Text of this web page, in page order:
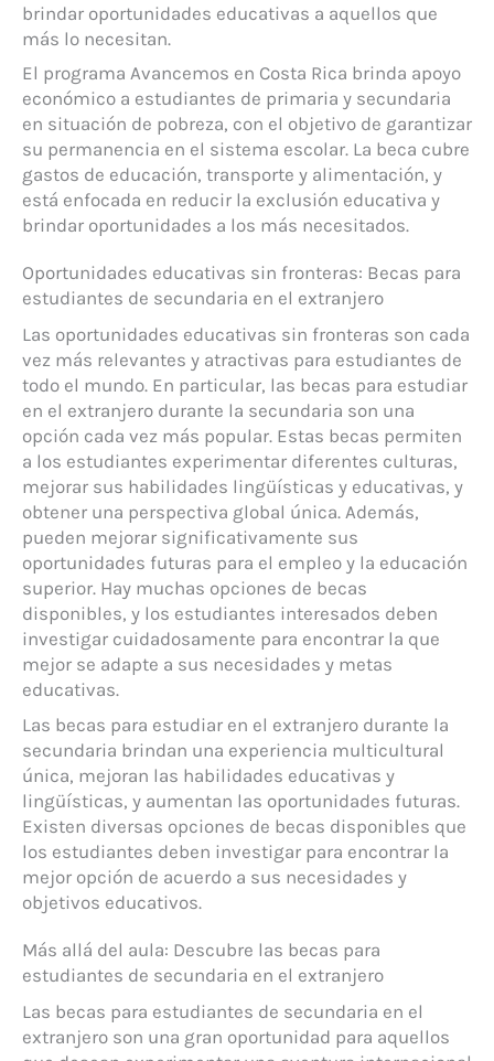
brindar oportunidades educativas a aquellos que
más lo necesitan.
El programa Avancemos en Costa Rica brinda apoyo
económico a estudiantes de primaria y secundaria
en situación de pobreza, con el objetivo de garantizar
su permanencia en el sistema escolar. La beca cubre
gastos de educación, transporte y alimentación, y
está enfocada en reducir la exclusión educativa y
brindar oportunidades a los más necesitados.
Oportunidades educativas sin fronteras: Becas para
estudiantes de secundaria en el extranjero
Las oportunidades educativas sin fronteras son cada
vez más relevantes y atractivas para estudiantes de
todo el mundo. En particular, las becas para estudiar
en el extranjero durante la secundaria son una
opción cada vez más popular. Estas becas permiten
a los estudiantes experimentar diferentes culturas,
mejorar sus habilidades lingüísticas y educativas, y
obtener una perspectiva global única. Además,
pueden mejorar significativamente sus
oportunidades futuras para el empleo y la educación
superior. Hay muchas opciones de becas
disponibles, y los estudiantes interesados deben
investigar cuidadosamente para encontrar la que
mejor se adapte a sus necesidades y metas
educativas.
Las becas para estudiar en el extranjero durante la
secundaria brindan una experiencia multicultural
única, mejoran las habilidades educativas y
lingüísticas, y aumentan las oportunidades futuras.
Existen diversas opciones de becas disponibles que
los estudiantes deben investigar para encontrar la
mejor opción de acuerdo a sus necesidades y
objetivos educativos.
Más allá del aula: Descubre las becas para
estudiantes de secundaria en el extranjero
Las becas para estudiantes de secundaria en el
extranjero son una gran oportunidad para aquellos